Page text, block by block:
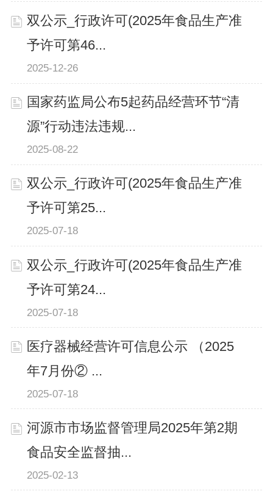
双公示_行政许可(2025年食品生产准
予许可第46...
2025-12-26
国家药监局公布5起药品经营环节“清
源”行动违法违规...
2025-08-22
双公示_行政许可(2025年食品生产准
予许可第25...
2025-07-18
双公示_行政许可(2025年食品生产准
予许可第24...
2025-07-18
医疗器械经营许可信息公示 （2025
年7月份② ...
2025-07-18
河源市市场监督管理局2025年第2期
食品安全监督抽...
2025-02-13